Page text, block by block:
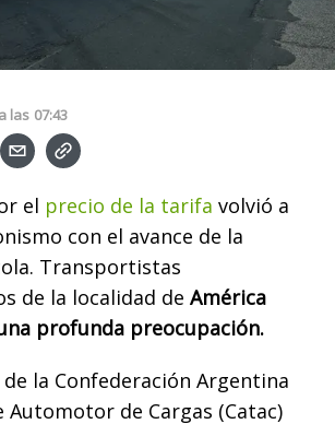
a las 07:43
el precio de la tarifa volvió a
con el avance de la
Transportistas
de la localidad de América
profunda preocupación.
la Confederación Argentina
de Cargas (Catac)